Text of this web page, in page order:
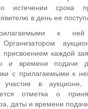
истечении срока
в день ее
к ней
Организатором
присвоением каждой
и времени подачи
с прилагаемыми к
в аукционе,
отметка о
даты и времени